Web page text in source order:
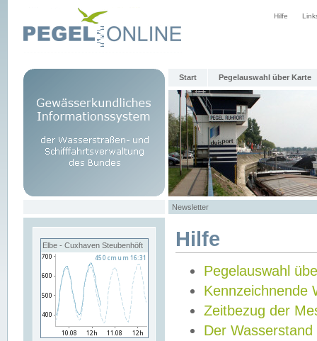
Hilfe
Start Pegelauswahl über Karte
Newsletter
Elbe - Cuxhaven Steubenhöft Hilfe
Pegelauswahl
Kennzeichnende
Zeitbezug der
Der Wasserstand